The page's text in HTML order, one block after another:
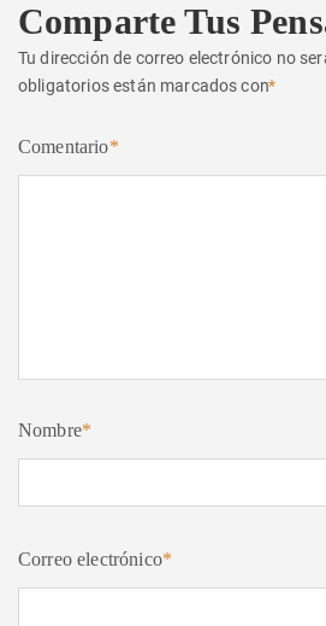
Comparte Tus
Tu dirección de correo electrónico no
obligatorios están marcados con*
Comentario*
Nombre*
Correo electrónico*